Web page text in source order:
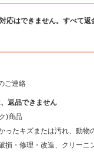
応はできません。すべて返
ご連絡
返品できません
)商品
ったキズまたは汚れ、動物
損・修理・改造、クリーニ